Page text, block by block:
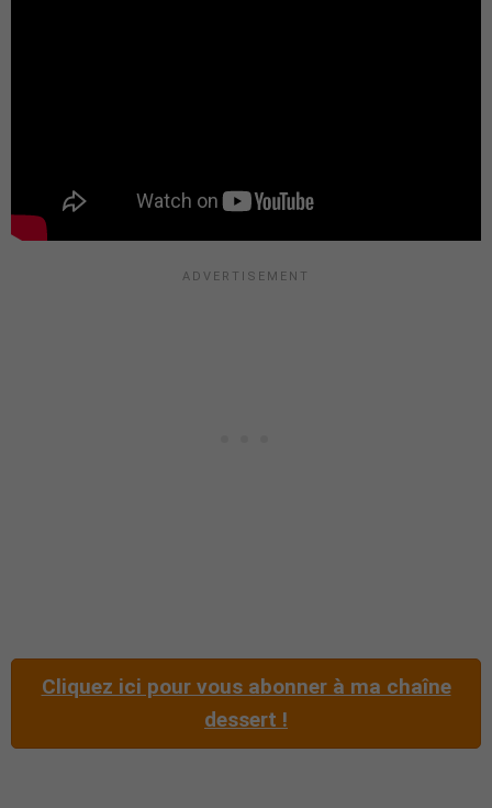
Cliquez ici pour vous abonner à ma chaîne
dessert !